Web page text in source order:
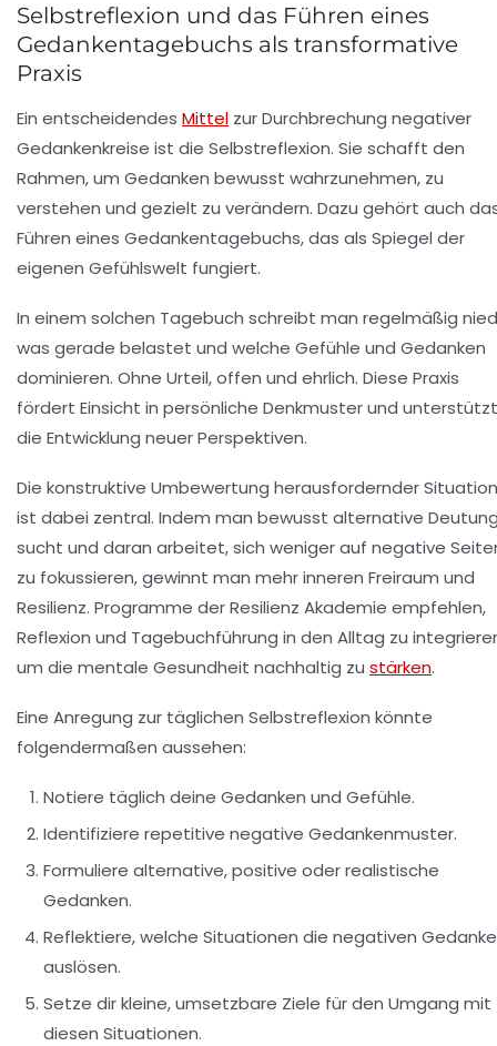
Selbstreflexion und das Führen eines
Gedankentagebuchs als transformative
Praxis
Ein entscheidendes Mittel zur Durchbrechung negativer
Gedankenkreise ist die Selbstreflexion. Sie schafft den
Rahmen, um Gedanken bewusst wahrzunehmen, zu
verstehen und gezielt zu verändern. Dazu gehört auch
Führen eines Gedankentagebuchs, das als Spiegel der
eigenen Gefühlswelt fungiert.
In einem solchen Tagebuch schreibt man regelmäßig
was gerade belastet und welche Gefühle und Gedanken
dominieren. Ohne Urteil, offen und ehrlich. Diese Praxis
fördert Einsicht in persönliche Denkmuster und unterstützt
die Entwicklung neuer Perspektiven.
Die konstruktive Umbewertung herausfordernder
ist dabei zentral. Indem man bewusst alternative
sucht und daran arbeitet, sich weniger auf negative
zu fokussieren, gewinnt man mehr inneren Freiraum und
Resilienz. Programme der Resilienz Akademie empfehlen,
Reflexion und Tagebuchführung in den Alltag zu
um die mentale Gesundheit nachhaltig zu stärken.
Eine Anregung zur täglichen Selbstreflexion könnte
folgendermaßen aussehen:
Notiere täglich deine Gedanken und Gefühle.
Identifiziere repetitive negative Gedankenmuster.
Formuliere alternative, positive oder realistische
Gedanken.
Reflektiere, welche Situationen die negativen
auslösen.
Setze dir kleine, umsetzbare Ziele für den Umgang mit
diesen Situationen.